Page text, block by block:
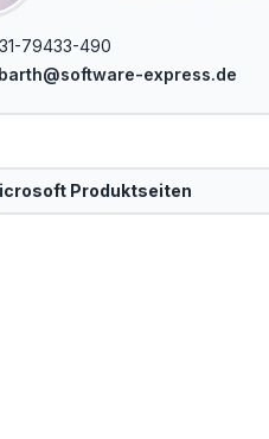
79433-490
express.de
Produktseiten